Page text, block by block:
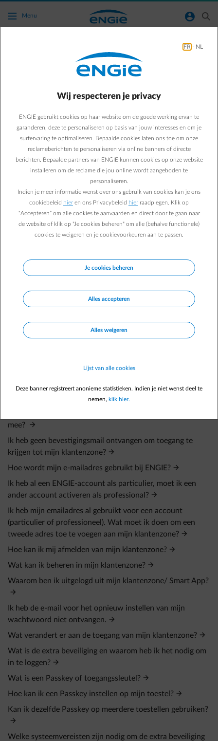
Ga naar de hoofdinhoud
Menu normal-account-circle search
Wat als mijn telefoonnummer verandert?
beveiligingsmethode opnieuw kan activeren met je nieuwe nummer
Veelgestelde vragen
Waar vind ik mijn activeringscode en mijn klantnummer?
Ik ben mijn wachtwoord vergeten.
Ik ben mijn wachtwoord vergeten.
niet ontvangen.
De link om mijn account te activeren werkt niet.
Ik wil mijn inloggegevens in mijn klantenzone aanpassen.
Ik ben mijn login/ gebruikersnaam vergeten.
Ik wil mijn e-mailadres dat ik als login gebruik wijzigen.
mee?
Ik heb geen bevestigingsmail ontvangen om toegang te
krijgen tot mijn klantenzone?
Hoe wordt mijn e-mailadres gebruikt bij ENGIE?
Ik heb al een ENGIE-account als particulier, moet ik een
ander account activeren als professional?
Ik heb mijn emailadres al gebruikt voor een account
(particulier of professioneel). Wat moet ik doen om een
tweede adres toe te voegen aan mijn klantenzone?
Hoe kan ik mij afmelden van mijn klantenzone?
Wat kan ik beheren in mijn klantenzone?
Waarom ben ik uitgelogd uit mijn klantenzone/ Smart App?
Ik heb de e-mail voor het opnieuw instellen van mijn
wachtwoord niet ontvangen.
Wat verandert er aan de toegang van mijn klantenzone?
Wat is de extra beveiliging en waarom heb ik het nodig om
in te loggen?
Wat is een Passkey of toegangssleutel?
Hoe kan ik een Passkey instellen op mijn toestel?
Kan ik dezelfde Passkey op meerdere toestellen gebruiken?
Welke systeemvereisten zijn nodig om de extra beveiliging
FR - NL
Wij respecteren je privacy
ENGIE gebruikt cookies op haar website om de goede werking ervan te
garanderen, deze te personaliseren op basis van jouw interesses en om je
surfervaring te optimaliseren. Bepaalde cookies laten ons toe om onze
reclameberichten te personaliseren via online banners of directe
berichten. Bepaalde partners van ENGIE kunnen cookies op onze website
installeren om de reclame die jou online wordt aangeboden te
personaliseren.
Indien je meer informatie wenst over ons gebruik van cookies kan je ons
cookiebeleid hier en ons Privacybeleid hier raadplegen. Klik op
“Accepteren” om alle cookies te aanvaarden en direct door te gaan naar
de website of klik op "Je cookies beheren" om alle (behalve functionele)
cookies te weigeren en je cookievoorkeuren aan te passen.
Je cookies beheren
Alles accepteren
Alles weigeren
Lijst van alle cookies
Deze banner registreert anonieme statistieken. Indien je niet wenst deel te
nemen, klik hier.